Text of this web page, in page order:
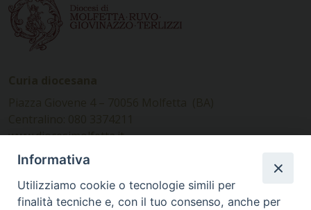
www.diocesimolfetta.it –
diocesimolfetta@pec.chiesacattolica.it
Ufficio Comunicazioni sociali
Informativa
Utilizziamo cookie o tecnologie simili per
finalità tecniche e, con il tuo consenso, anche per